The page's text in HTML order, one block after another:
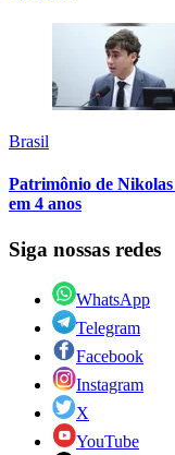
Brasil
Patrimônio de
em 4 anos
Siga nossas redes
WhatsApp
Telegram
Facebook
Instagram
X
YouTube